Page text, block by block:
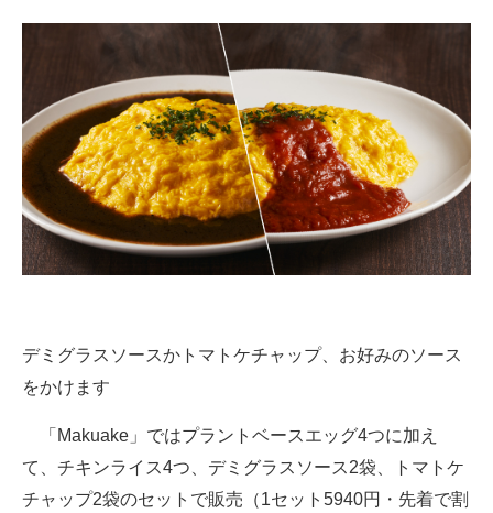
デミグラスソースかトマトケチャップ、お好みのソース
をかけます
「Makuake」ではプラントベースエッグ4つに加え
て、チキンライス4つ、デミグラスソース2袋、トマトケ
チャップ2袋のセットで販売（1セット5940円・先着で割